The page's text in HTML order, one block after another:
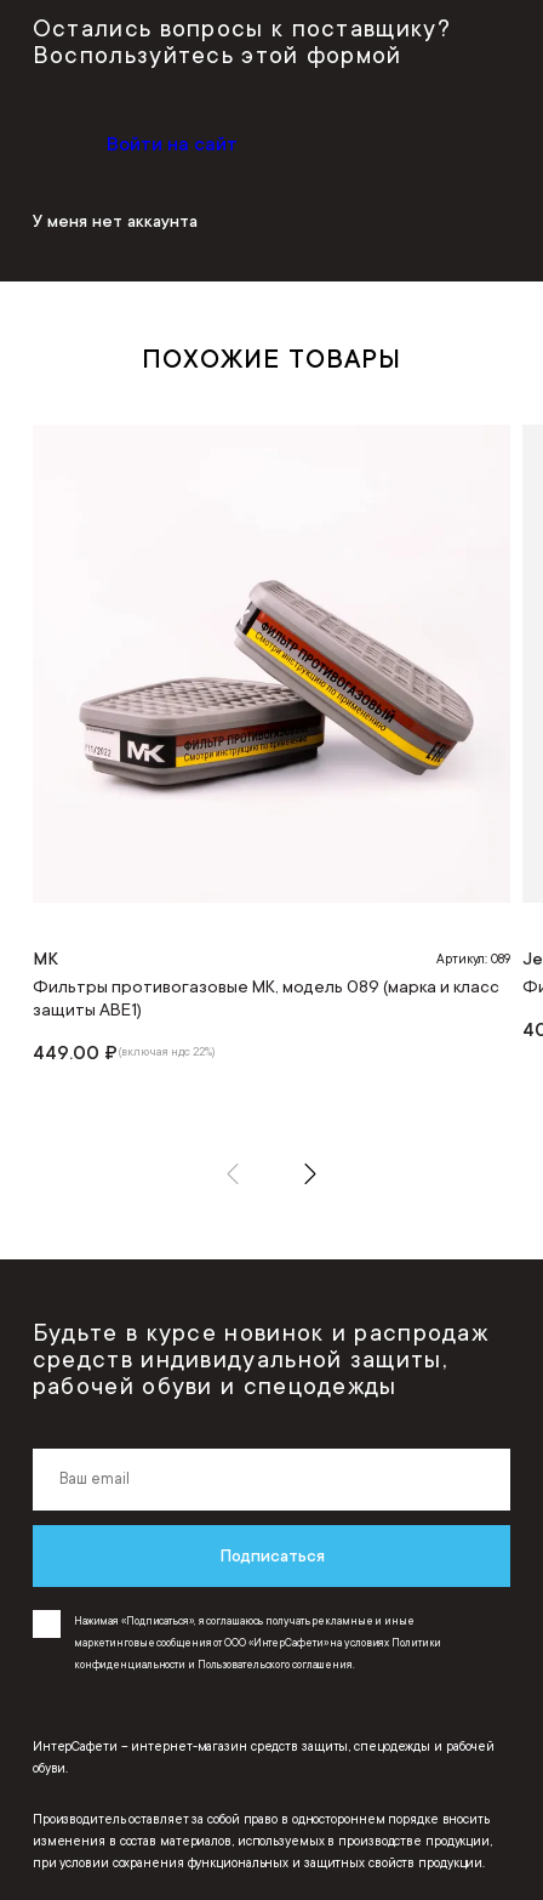
Остались вопросы к поставщику?
Воспользуйтесь этой формой
Войти на сайт
У меня нет аккаунта
ПОХОЖИЕ ТОВАРЫ
МК Артикул: 089
Фильтры противогазовые МК, модель 089 (марка и класс
защиты АВЕ1)
449.00 ₽(включая ндс 22%)
Будьте в курсе новинок и распродаж
средств индивидуальной защиты,
рабочей обуви и спецодежды
Подписаться
Нажимая «Подписаться», я соглашаюсь получать рекламные и иные
маркетинговые сообщения от ООО «ИнтерСафети» на условиях Политики
конфиденциальности и Пользовательского соглашения.
ИнтерСафети – интернет-магазин средств защиты, спецодежды и рабочей
обуви.
Производитель оставляет за собой право в одностороннем порядке вносить
изменения в состав материалов, используемых в производстве продукции,
при условии сохранения функциональных и защитных свойств продукции.